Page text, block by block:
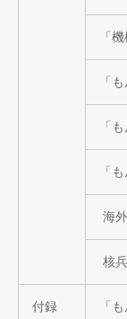
「
「
「
「
海
核
付録 「